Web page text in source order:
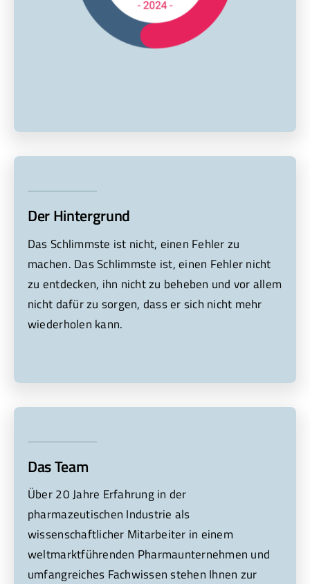
Der Hintergrund
Das Schlimmste ist nicht, einen Fehler zu
machen. Das Schlimmste ist, einen Fehler nicht
zu entdecken, ihn nicht zu beheben und vor allem
nicht dafür zu sorgen, dass er sich nicht mehr
wiederholen kann.
Das Team
Über 20 Jahre Erfahrung in der
pharmazeutischen Industrie als
wissenschaftlicher Mitarbeiter in einem
weltmarktführenden Pharmaunternehmen und
umfangreiches Fachwissen stehen Ihnen zur